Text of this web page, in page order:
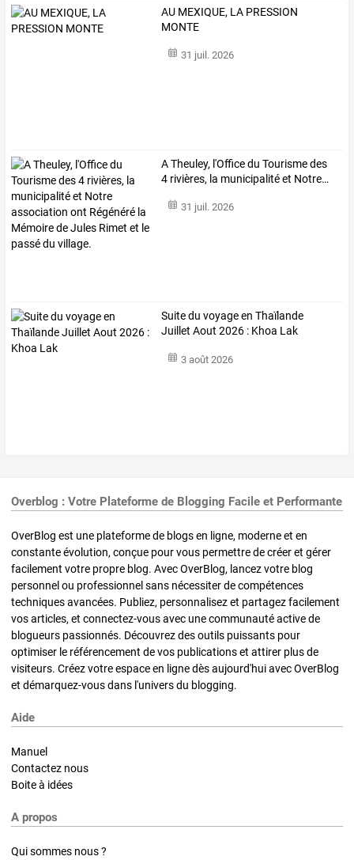
AU MEXIQUE, LA PRESSION
MONTE
31 juil. 2026
ATheuley, l'Officedu Tourismedes
4 rivières, la municipalitéet Notre…
31 juil. 2026
Suite du voyage en Thaïlande
Juillet Aout 2026 : Khoa Lak
3 août 2026
Overblog : Votre Plateforme de Blogging Facile et Performante
OverBlog est une plateforme de blogs en ligne, moderne et en
constante évolution, conçue pour vous permettre de créer et gérer
facilement votre propre blog. Avec OverBlog, lancez votre blog
personnel ou professionnel sans nécessiter de compétences
techniques avancées. Publiez, personnalisez et partagez facilement
vos articles, et connectez-vous avec une communauté active de
blogueurs passionnés. Découvrez des outils puissants pour
optimiser le référencement de vos publications et attirer plus de
visiteurs. Créez votre espace en ligne dès aujourd'hui avec OverBlog
et démarquez-vous dans l'univers du blogging.
Aide
Manuel
Contactez nous
Boite à idées
A propos
Qui sommes nous ?